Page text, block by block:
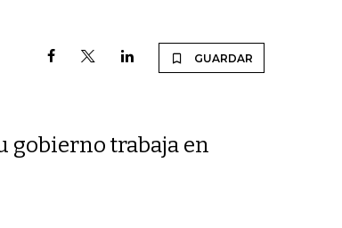
GUARDAR
gobierno trabaja en